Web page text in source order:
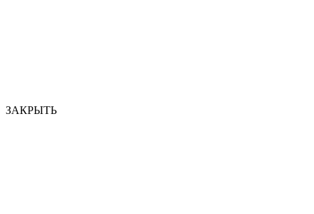
ЗАКРЫТЬ